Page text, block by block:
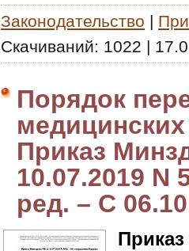
Законодательство |
Скачиваний: 1022 |
Порядок
Приказ
10.07.2019 N
ред. – С